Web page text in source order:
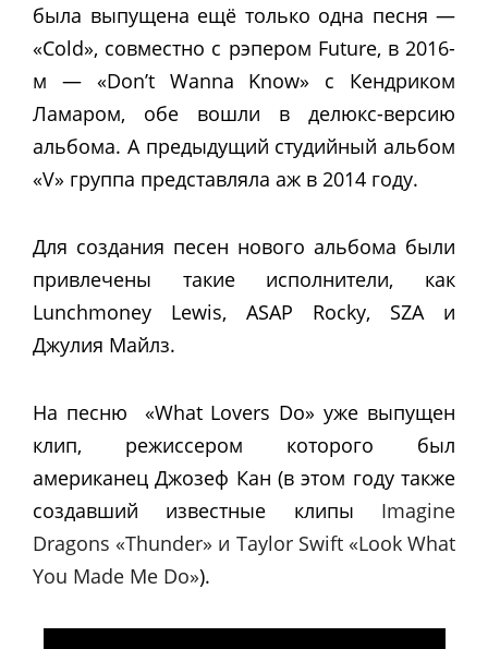
была выпущена ещё только одна песня —
«Cold», совместно с рэпером Future, в 2016-
м — «Don’t Wanna Know» с Кендриком
Ламаром, обе вошли в делюкс-версию
альбома. А предыдущий студийный альбом
«V» группа представляла аж в 2014 году.
Для создания песен нового альбома были
привлечены такие исполнители, как
Lunchmoney Lewis, ASAP Rocky, SZA и
Джулия Майлз.
На песню «What Lovers Do» уже выпущен
клип, режиссером которого был
американец Джозеф Кан (в этом году также
создавший известные клипы Imagine
Dragons «Thunder» и Taylor Swift «Look What
You Made Me Do»).